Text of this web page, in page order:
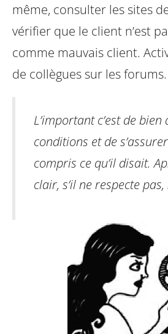
même, consulter les sites
vérifier que le client n’est
comme mauvais client.
de collègues sur les forums.
L’importantc’est de bien
conditions et de
compris ce qu’il disait.
clair, s’il ne respecte pas,